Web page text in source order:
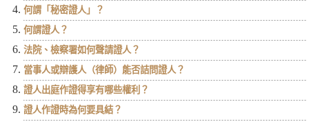
何謂「秘密證人」？
何謂證人？
法院、檢察署如何聲請證人？
當事人或辯護人（律師）能否詰問證人？
證人出庭作證得享有哪些權利？
證人作證時為何要具結？